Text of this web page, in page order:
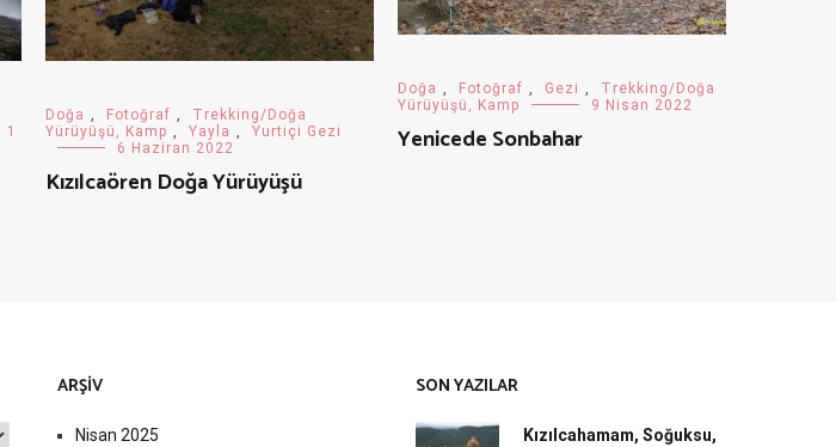
1
Doğa , Fotoğraf ,
Trekking/Doğa
Yürüyüşü, Kamp , Yayla ,
Yurtiçi Gezi
6 Haziran 2022
Kızılcaören Doğa Yürüyüşü
Doğa , Fotoğraf , Gezi ,
Trekking/Doğa
Yürüyüşü, Kamp
9 Nisan 2022
Yenicede Sonbahar
ARŞIV
Nisan 2025
SON YAZILAR
Kızılcahamam, Soğuksu,